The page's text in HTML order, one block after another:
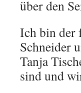
über den
Ich bin der
Schneider
Tanja
sind und